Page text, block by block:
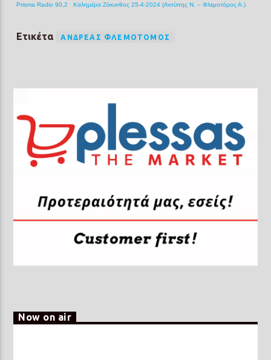
Prisma Radio 90,2 ·Καλημέρα Ζάκυνθος 25-4-2024 (Ακτύπης Ν. – Φλεμοτόμος Α.)
Ετικέτα ΑΝΔΡΈΑΣ ΦΛΕΜΟΤΌΜΟΣ
Now on air